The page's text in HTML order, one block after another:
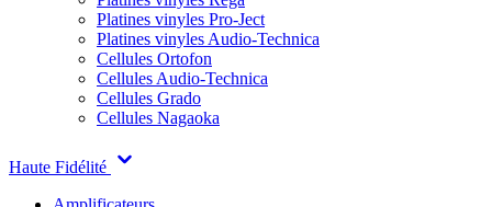
Platines vinyles Pro-Ject
Platines vinyles Audio-Technica
Cellules Ortofon
Cellules Audio-Technica
Cellules Grado
Cellules Nagaoka
Haute Fidélité